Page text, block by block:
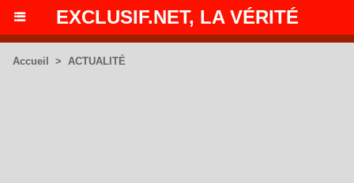
EXCLUSIF.NET, LA VÉRITÉ
Accueil > ACTUALITÉ